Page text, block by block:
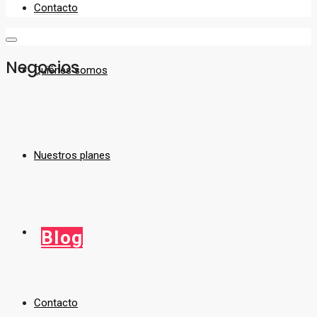
Quiénes somos
Nuestros planes
Blog
Contacto
Contacto
Negocios